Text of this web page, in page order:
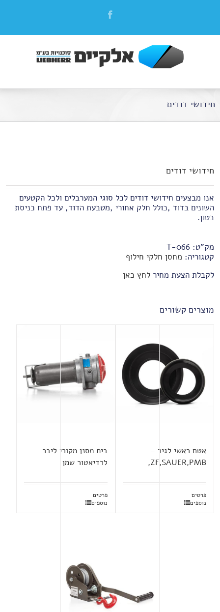
חידושי דודים
חידושי דודים
אנו מבצעים חידושי דודים לכל סוגי המערבלים ולכל הקטעים
השונים בדוד ,כולל חלק אחורי ,מטבעת הדוד, עד פתח כניסת
בטון.
מק"ט: T-066
קטגוריה: מחסן חלקי חילוף
לקבלת הצעת מחיר לחץ כאן
מוצרים קשורים
אטם ראשי לגיר –
ZF,SAUER,PMB,
פרטים
נוספים
בית מסנן מקורי ליבר
לרדיאטור שמן
פרטים
נוספים